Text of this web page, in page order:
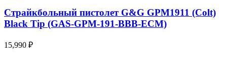
Страйкбольный пистолет G&G GPM1911 (Colt)
Black Tip (GAS-GPM-191-BBB-ECM)
15,990 ₽